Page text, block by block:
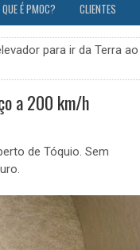
É PMOC? CLIENTES
para ir da Terra ao
a 200 km/h
de Tóquio. Sem